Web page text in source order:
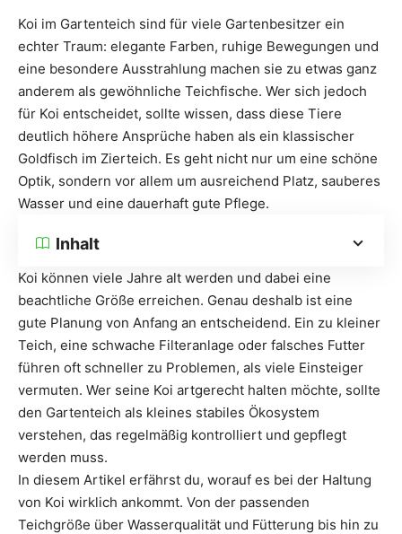
Koi im Gartenteich sind für viele Gartenbesitzer ein
echter Traum: elegante Farben, ruhige Bewegungen und
eine besondere Ausstrahlung machen sie zu etwas ganz
anderem als gewöhnliche Teichfische. Wer sich jedoch
für Koi entscheidet, sollte wissen, dass diese Tiere
deutlich höhere Ansprüche haben als ein klassischer
Goldfisch im Zierteich. Es geht nicht nur um eine schöne
Optik, sondern vor allem um ausreichend Platz, sauberes
Wasser und eine dauerhaft gute Pflege.
Inhalt
Koi können viele Jahre alt werden und dabei eine
beachtliche Größe erreichen. Genau deshalb ist eine
gute Planung von Anfang an entscheidend. Ein zu kleiner
Teich, eine schwache Filteranlage oder falsches Futter
führen oft schneller zu Problemen, als viele Einsteiger
vermuten. Wer seine Koi artgerecht halten möchte, sollte
den Gartenteich als kleines stabiles Ökosystem
verstehen, das regelmäßig kontrolliert und gepflegt
werden muss.
In diesem Artikel erfährst du, worauf es bei der Haltung
von Koi wirklich ankommt. Von der passenden
Teichgröße über Wasserqualität und Fütterung bis hin zu